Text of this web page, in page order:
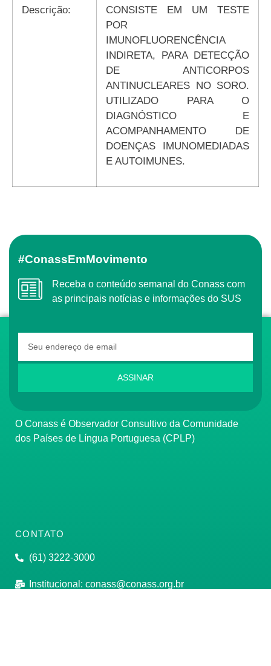
Descrição:
CONSISTE EM UM TESTE
POR
IMUNOFLUORENCÊNCIA
INDIRETA, PARA DETECÇÃO
DE ANTICORPOS
ANTINUCLEARES NO SORO.
UTILIZADO PARA O
DIAGNÓSTICO E
ACOMPANHAMENTO DE
DOENÇAS IMUNOMEDIADAS
E AUTOIMUNES.
#ConassEmMovimento
Receba o conteúdo semanal do Conass com
as principais notícias e informações do SUS
ASSINAR
O Conass é Observador Consultivo da Comunidade
dos Países de Língua Portuguesa (CPLP)
CONTATO
(61) 3222-3000
Institucional: conass@conass.org.br